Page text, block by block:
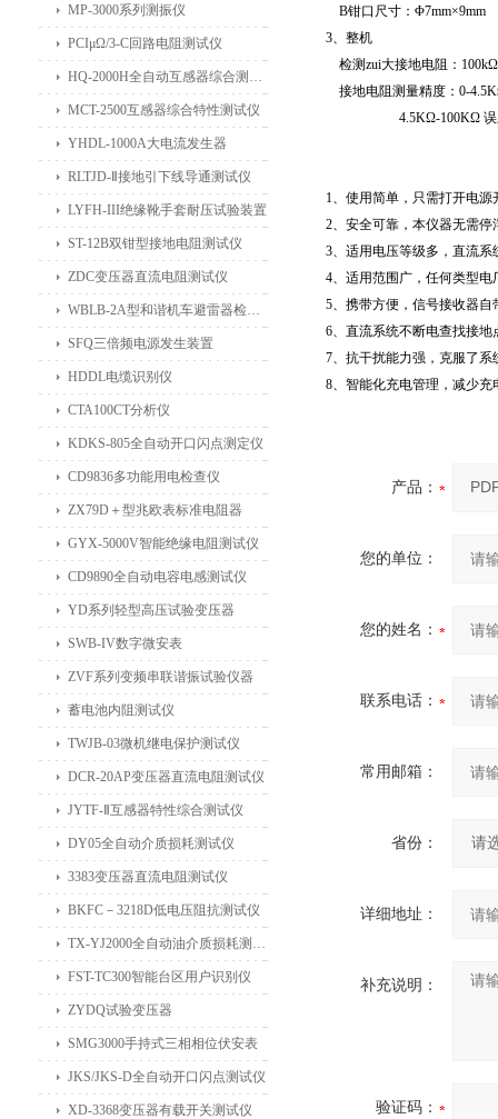
B钳口尺寸：Φ7mm×9mm
3、整机
检测zui大接地电阻： 100kΩ
接地电阻测量精度： 0-4.5K
4.5KΩ-100KΩ
1、使用简单，只需打开电
2、安全可靠，本仪器无需
3、适用电压等级多，直流系
4、适用范围广，任何类型
5、携带方便，信号接收器
6、直流系统不断电查找接
7、抗干扰能力强，克服了系
8、智能化充电管理，减少
产品：
您的单位：
您的姓名：
联系电话：
常用邮箱：
省份：
详细地址：
补充说明：
验证码：
MP-3000系列测振仪
PCIμΩ/3-C回路电阻测试仪
HQ-2000H全自动互感器综合测试仪
MCT-2500互感器综合特性测试仪
YHDL-1000A大电流发生器
RLTJD-Ⅱ接地引下线导通测试仪
LYFH-III绝缘靴手套耐压试验装置
ST-12B双钳型接地电阻测试仪
ZDC变压器直流电阻测试仪
WBLB-2A型和谐机车避雷器检测仪
SFQ三倍频电源发生装置
HDDL电缆识别仪
CTA100CT分析仪
KDKS-805全自动开口闪点测定仪
CD9836多功能用电检查仪
ZX79D＋型兆欧表标准电阻器
GYX-5000V智能绝缘电阻测试仪
CD9890全自动电容电感测试仪
YD系列轻型高压试验变压器
SWB-IV数字微安表
ZVF系列变频串联谐振试验仪器
蓄电池内阻测试仪
TWJB-03微机继电保护测试仪
DCR-20AP变压器直流电阻测试仪
JYTF-Ⅱ互感器特性综合测试仪
DY05全自动介质损耗测试仪
3383变压器直流电阻测试仪
BKFC－3218D低电压阻抗测试仪
TX-YJ2000全自动油介质损耗测试仪
FST-TC300智能台区用户识别仪
ZYDQ试验变压器
SMG3000手持式三相相位伏安表
JKS/JKS-D全自动开口闪点测试仪
XD-3368变压器有载开关测试仪